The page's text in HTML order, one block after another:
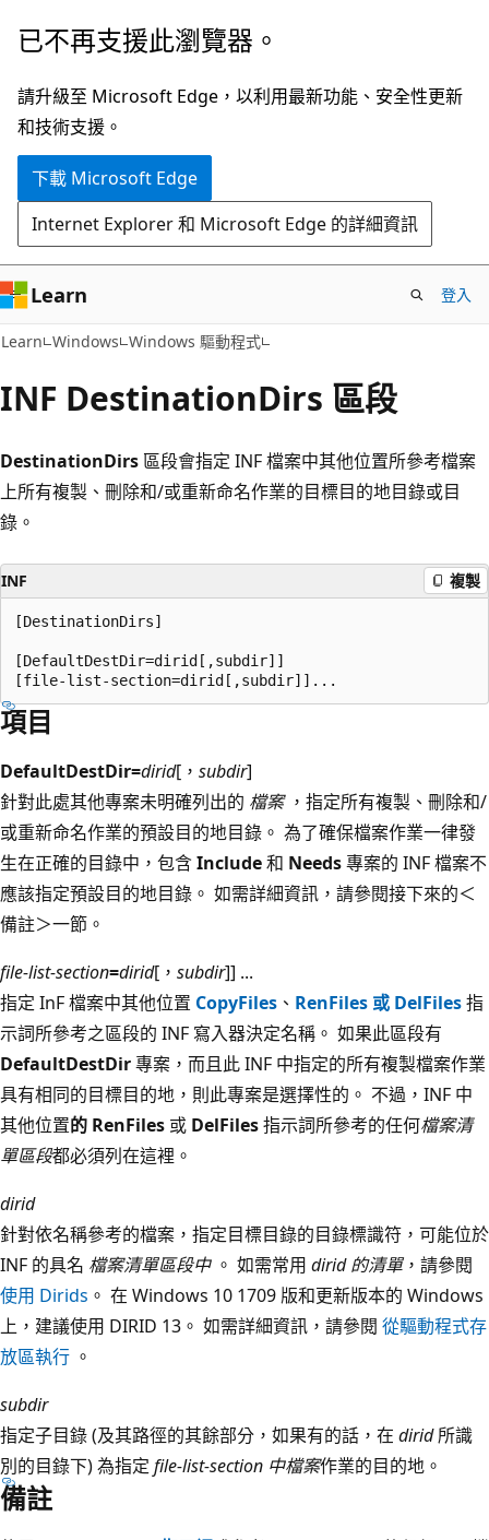
跳
主
要
內
已不再支援此瀏覽器。
請升級至 Microsoft Edge，以利用最新功能、安全性更新
和技術支援。
下載 Microsoft Edge
Internet Explorer 和 Microsoft Edge 的詳細資訊
Learn 登入
Learn Windows Windows 驅動程式
INF DestinationDirs 區段
DestinationDirs 區段會指定 INF 檔案中其他位置所參考檔案
上所有複製、刪除和/或重新命名作業的目標目的地目錄或目
錄。
INF 複製
[DestinationDirs]
[DefaultDestDir=dirid[,subdir]]
項目
DefaultDestDir=dirid[， subdir]
針對此處其他專案未明確列出的 檔案，指定所有複製、刪除和/
或重新命名作業的預設目的地目錄。 為了確保檔案作業一律發
生在正確的目錄中，包含Include和 Needs專案的 INF 檔案不
應該指定預設目的地目錄。 如需詳細資訊，請參閱接下來的＜
備註＞一節。
file-list-section=dirid[， subdir]] ...
指定 InF 檔案中其他位置 CopyFiles 、 RenFiles 或 DelFiles指
示詞所參考之區段的 INF 寫入器決定名稱。 如果此區段有
DefaultDestDir專案，而且此 INF 中指定的所有複製檔案作業
具有相同的目標目的地，則此專案是選擇性的。 不過，INF 中
其他位置的 RenFiles 或 DelFiles指示詞所參考的任何檔案清
單區段都必須列在這裡。
dirid
針對依名稱參考的檔案，指定目標目錄的目錄標識符，可能位於
INF 的具名 檔案清單區段中。 如需常用 dirid 的清單，請參閱
使用 Dirids 。 在 Windows 10 1709 版和更新版本的 Windows
上，建議使用 DIRID 13。 如需詳細資訊，請參閱 從驅動程式存
放區執行 。
subdir
指定子目錄 (及其路徑的其餘部分，如果有的話，在 dirid所識
別的目錄下) 為指定 file-list-section 中檔案作業的目的地。
備註